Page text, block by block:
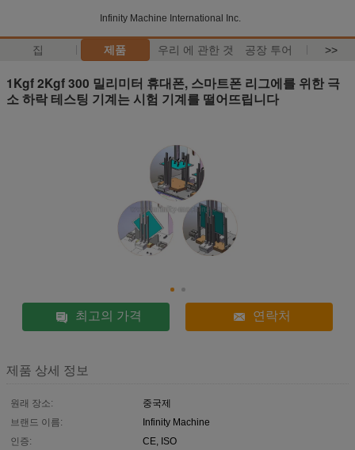
Infinity Machine International Inc.
집 제품 우리 에 관한 것 공장 투어 >>
1Kgf 2Kgf 300 밀리미터 휴대폰, 스마트폰 리그에를 위한 극
소 하락 테스팅 기계는 시험 기계를 떨어뜨립니다
최고의 가격 연락처
제품 상세 정보
원래 장소:
중국제
브랜드 이름:
Infinity Machine
인증:
CE, ISO